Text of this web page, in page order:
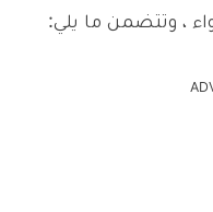
، وتتضمن ما يلي: